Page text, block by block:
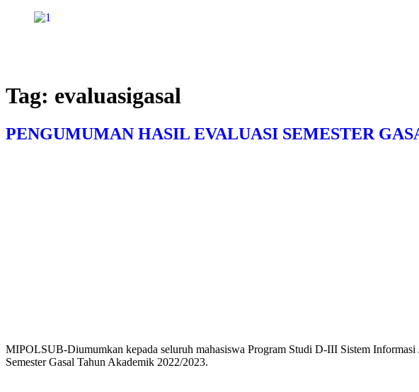
Tag: evaluasigasal
PENGUMUMAN HASIL EVALUASI SEMESTER
MIPOLSUB-Diumumkan kepada seluruh mahasiswa Program Studi D-III Sistem
Semester Gasal Tahun Akademik 2022/2023.